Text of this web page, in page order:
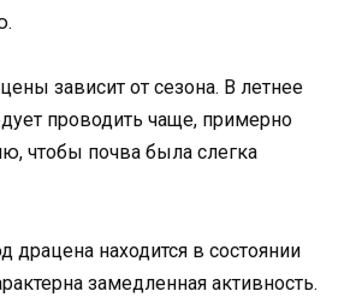
зависит от сезона. В летнее
проводить чаще, примерно
чтобы почва была слегка
находится в состоянии
замедленная активность.